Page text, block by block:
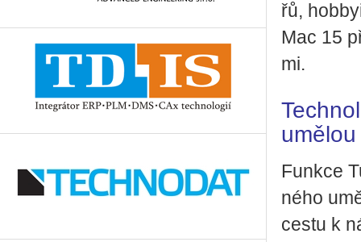
řů,
Mac 15
mi.
Funk­ce
né­ho
cestu k